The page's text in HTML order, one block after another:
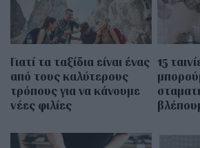
Γιατί τα ταξίδια είναι ένας
από τους καλύτερους
τρόπους για να κάνουμε
νέες φιλίες
15